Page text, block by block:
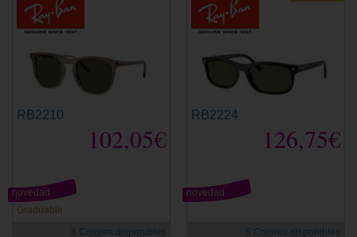
RB2210
102,05€
Graduable
novedad
8 Colores disponibles
RB2224
126,75€
novedad
6 Colores disponibles